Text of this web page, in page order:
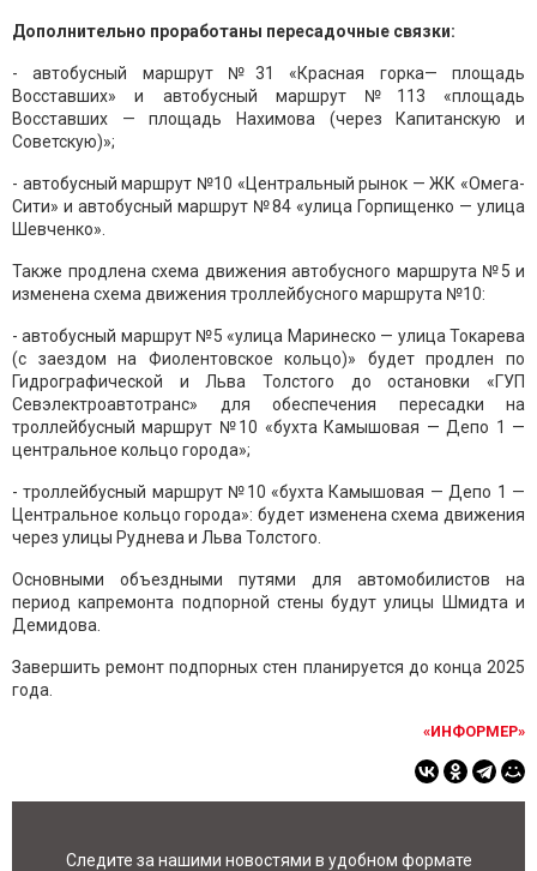
Дополнительно проработаны пересадочные связки:
- автобусный маршрут №31 «Красная горка— площадь
Восставших» и автобусный маршрут №113 «площадь
Восставших — площадь Нахимова (через Капитанскую и
Советскую)»;
- автобусный маршрут №10 «Центральный рынок — ЖК «Омега-
Сити» и автобусный маршрут №84 «улица Горпищенко — улица
Шевченко».
Также продлена схема движения автобусного маршрута №5 и
изменена схема движения троллейбусного маршрута №10:
- автобусный маршрут №5 «улица Маринеско — улица Токарева
(с заездом на Фиолентовское кольцо)» будет продлен по
Гидрографической и Льва Толстого до остановки «ГУП
Севэлектроавтотранс» для обеспечения пересадки на
троллейбусный маршрут №10 «бухта Камышовая — Депо 1 —
центральное кольцо города»;
- троллейбусный маршрут №10 «бухта Камышовая — Депо 1 —
Центральное кольцо города»: будет изменена схема движения
через улицы Руднева и Льва Толстого.
Основными объездными путями для автомобилистов на
период капремонта подпорной стены будут улицы Шмидта и
Демидова.
Завершить ремонт подпорных стен планируется до конца 2025
года.
«ИНФОРМЕР»
Следите за нашими новостями в удобном формате